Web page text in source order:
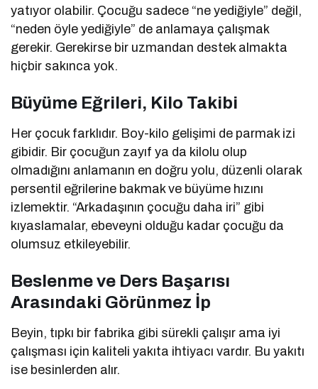
yatıyor olabilir. Çocuğu sadece “ne yediğiyle” değil,
“neden öyle yediğiyle” de anlamaya çalışmak
gerekir. Gerekirse bir uzmandan destek almakta
hiçbir sakınca yok.
Büyüme Eğrileri, Kilo Takibi
Her çocuk farklıdır. Boy-kilo gelişimi de parmak izi
gibidir. Bir çocuğun zayıf ya da kilolu olup
olmadığını anlamanın en doğru yolu, düzenli olarak
persentil eğrilerine bakmak ve büyüme hızını
izlemektir. “Arkadaşının çocuğu daha iri” gibi
kıyaslamalar, ebeveyni olduğu kadar çocuğu da
olumsuz etkileyebilir.
Beslenme ve Ders Başarısı
Arasındaki Görünmez İp
Beyin, tıpkı bir fabrika gibi sürekli çalışır ama iyi
çalışması için kaliteli yakıta ihtiyacı vardır. Bu yakıtı
ise besinlerden alır.